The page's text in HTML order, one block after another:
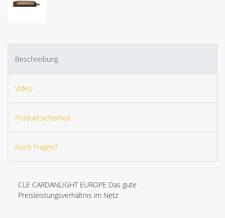
Beschreibung
Video
Produktsicherheit
Noch Fragen?
CLE CARDANLIGHT EUROPE Das gute
Preisleistungsverhältnis im Netz